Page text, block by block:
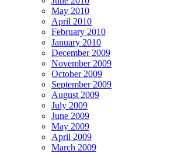
May 2010
April 2010
February 2010
January 2010
December 2009
November 2009
October 2009
September 2009
August 2009
July 2009
June 2009
May 2009
April 2009
March 2009